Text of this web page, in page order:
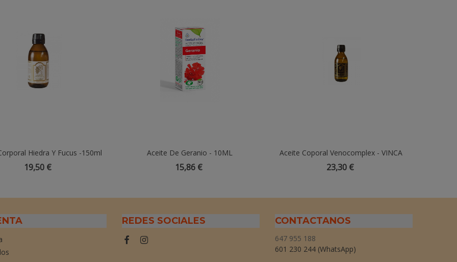
Añadir Al Carrito
Hiedra Y Fucus -150ml
19,50 €
Añadir Al Carrito
Aceite De Geranio - 10ML
15,86 €
Añadir Al Carrito
Aceite Coporal Venocomplex - VINCA
MINOR
23,30 €
REDES SOCIALES CONTACTANOS
647 955 188
601 230 244 (WhatsApp)